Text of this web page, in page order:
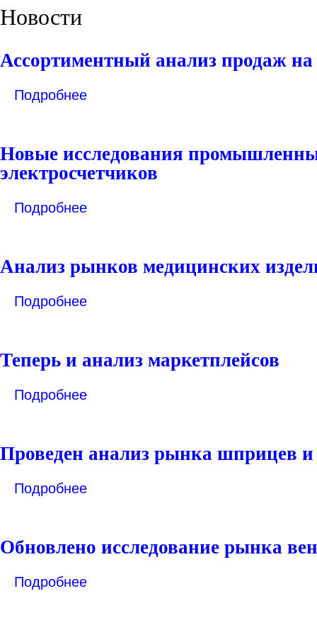
Новости
Ассортиментный анализ продаж на
Подробнее
Новые исследования
электросчетчиков
Подробнее
Анализ рынков медицинских
Подробнее
Теперь и анализ маркетплейсов
Подробнее
Проведен анализ рынка шприцев и
Подробнее
Обновлено исследование рынка
Подробнее